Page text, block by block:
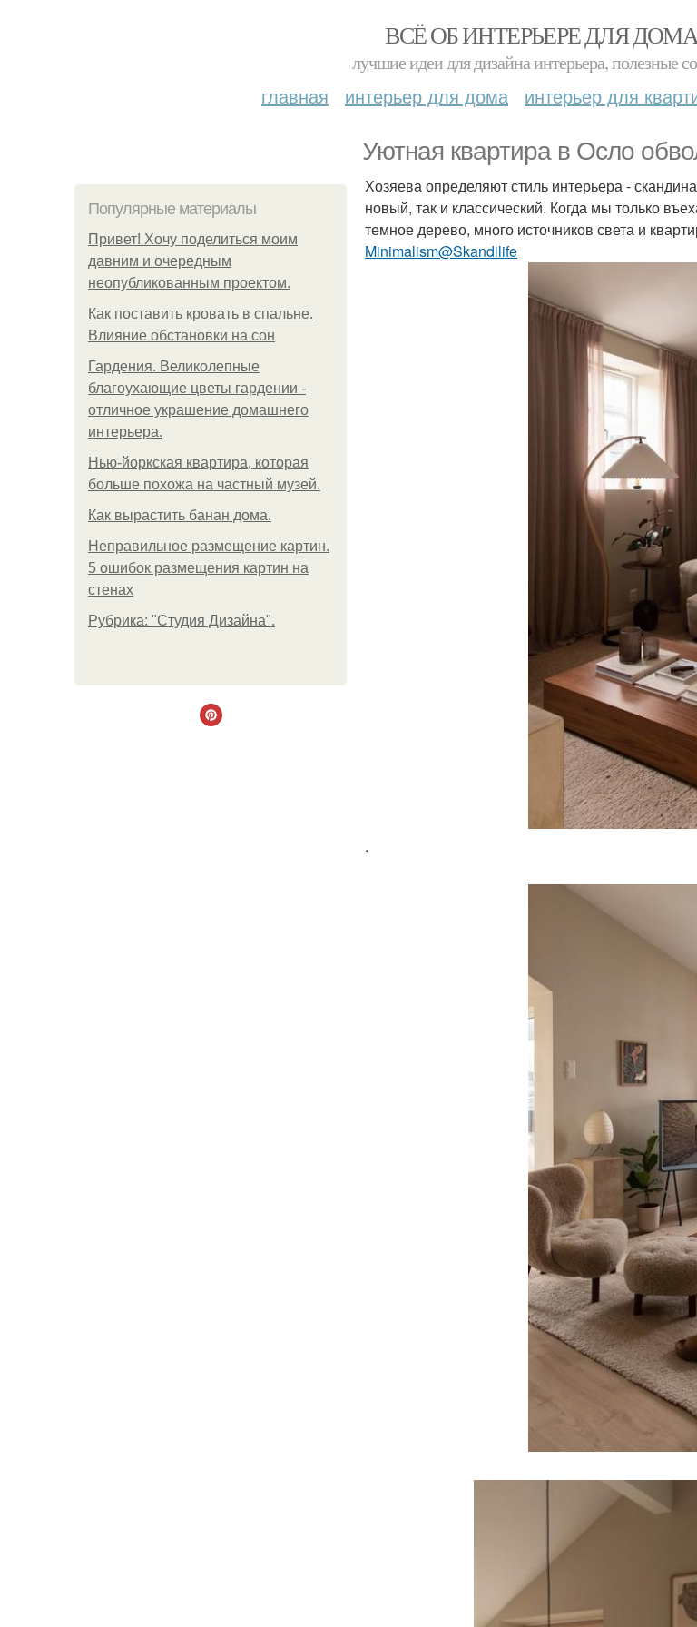
ВСЁ ОБ ИНТЕРЬЕРЕ ДЛЯ
лучшие идеи для дизайна интерьера, полезные
главная интерьер для дома интерьер для
Уютная квартира в Осло
Популярные материалы
Привет! Хочу поделиться моим
давним и очередным
неопубликованным проектом.
Как поставить кровать в спальне.
Влияние обстановки на сон
Гардения. Великолепные
благоухающие цветы гардении -
отличное украшение домашнего
интерьера.
Нью-йоркская квартира, которая
больше похожа на частный музей.
Как вырастить банан дома.
Неправильное размещение картин.
5 ошибок размещения картин на
стенах
Рубрика: "Студия Дизайна".
Хозяева определяют стиль интерьера -
новый, так и классический. Когда мы только
темное дерево, много источников света и
Minimalism@Skandilife
.